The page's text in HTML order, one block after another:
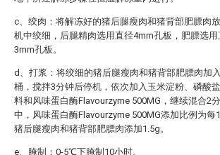
c、绞肉：将解冻好的猪后腿瘦肉和猪背部肥膘肉
机中绞细，后腿精肉选用直径4mm孔板，肥膘选用
3mm孔板。
d、打浆：将绞细的猪后腿瘦肉和猪背部肥膘肉加
桶，搅拌3分钟后停机，依次加入玉米淀粉、磷酸
料和风味蛋白酶Flavourzyme 500MG，继续混合2
中，风味蛋白酶Flavourzyme 500MG添加比例为每
猪后腿瘦肉和猪背部肥膘肉添加1.5g。
e、腌制：0-5℃下腌制10小时。